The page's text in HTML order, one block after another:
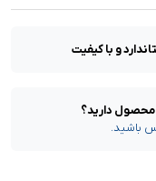
محصول دارید؟
باشید.